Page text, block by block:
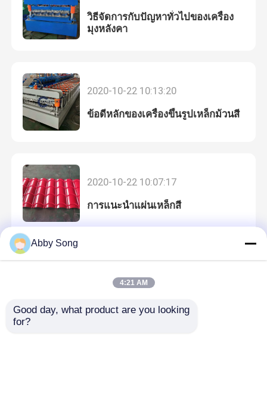
ข่าว
เครื่องขึ้นรูปลอนหลังคา
เครื่องขึ้นรูปม้วนสองชั้น
เครื่องขึ้นรูปลอนหลังคา
เครื่องขึ้นรูปชั้นดาดฟ้า
เครื่องขึ้นรูป Purlin Roll
สตั๊ดและแทร็คเครื่องขึ้นรูป
เครื่องสร้างรั้วทางหลวง Guardrail
วิธีจัดการกับปัญหาทั่วไปของเครื่อง
มุงหลังคา
2020-10-22 10:13:20
ข้อดีหลักของเครื่องขึ้นรูปเหล็กม้วนสี
2020-10-22 10:07:17
การแนะนำแผ่นเหล็กสี
Abby Song
4:21 AM
Good day, what product are you looking
for?